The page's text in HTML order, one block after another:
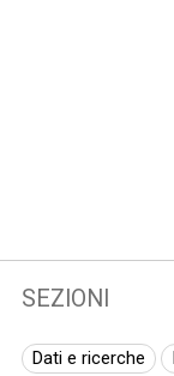
SEZIONI
Dati e ricerche